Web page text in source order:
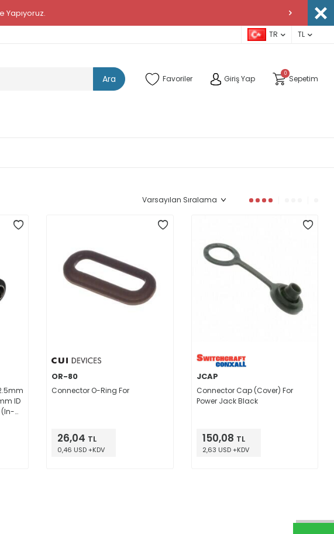
Yapıyoruz.
TR TL
Ara Favoriler Giriş Yap
0
Sepetim
ID
(In-
OR-80
Connector O-Ring For
26,04 TL
0,46 USD +KDV
JCAP
Connector Cap (Cover) For
Power Jack Black
150,08 TL
2,63 USD +KDV